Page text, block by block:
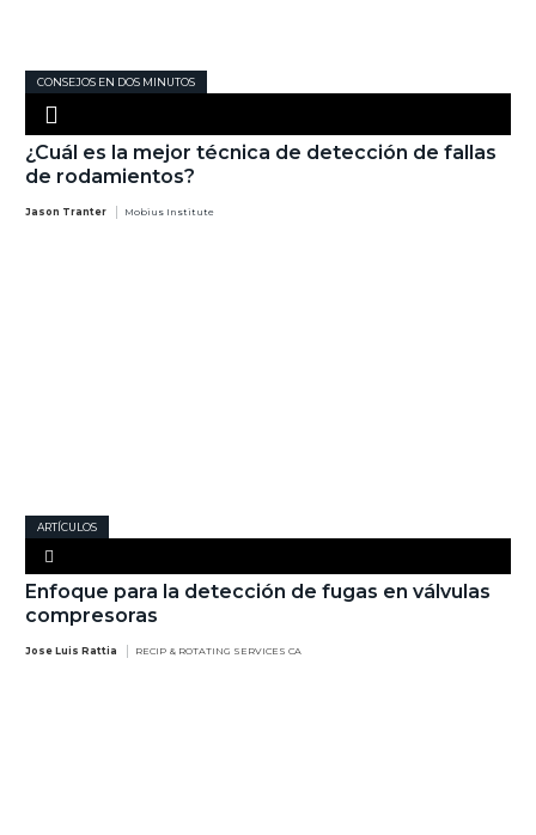
CONSEJOS EN DOS MINUTOS
¿Cuál es la mejor técnica de detección de fallas
de rodamientos?
Jason Tranter Mobius Institute
ARTÍCULOS
Enfoque para la detección de fugas en válvulas
compresoras
Jose Luis Rattia RECIP & ROTATING SERVICES CA